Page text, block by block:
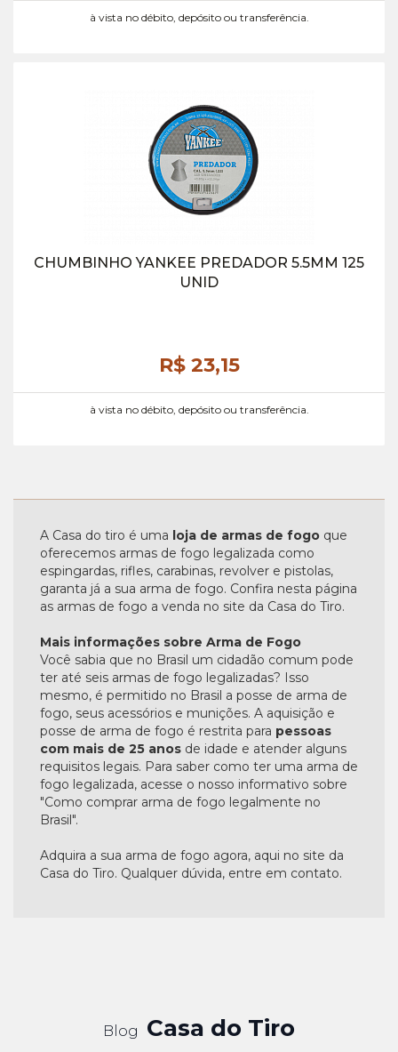
à vista no débito, depósito ou transferência.
CHUMBINHO YANKEE PREDADOR 5.5MM 125
UNID
R$ 23,15
à vista no débito, depósito ou transferência.
A Casa do tiro é uma loja de armas de fogo que
oferecemos armas de fogo legalizada como
espingardas, rifles, carabinas, revolver e pistolas,
garanta já a sua arma de fogo. Confira nesta página
as armas de fogo a venda no site da Casa do Tiro.
Mais informações sobre Arma de Fogo
Você sabia que no Brasil um cidadão comum pode
ter até seis armas de fogo legalizadas? Isso
mesmo, é permitido no Brasil a posse de arma de
fogo, seus acessórios e munições. A aquisição e
posse de arma de fogo é restrita para pessoas
com mais de 25 anos de idade e atender alguns
requisitos legais. Para saber como ter uma arma de
fogo legalizada, acesse o nosso informativo sobre
"Como comprar arma de fogo legalmente no
Brasil".
Adquira a sua arma de fogo agora, aqui no site da
Casa do Tiro. Qualquer dúvida, entre em contato.
Blog Casa do Tiro